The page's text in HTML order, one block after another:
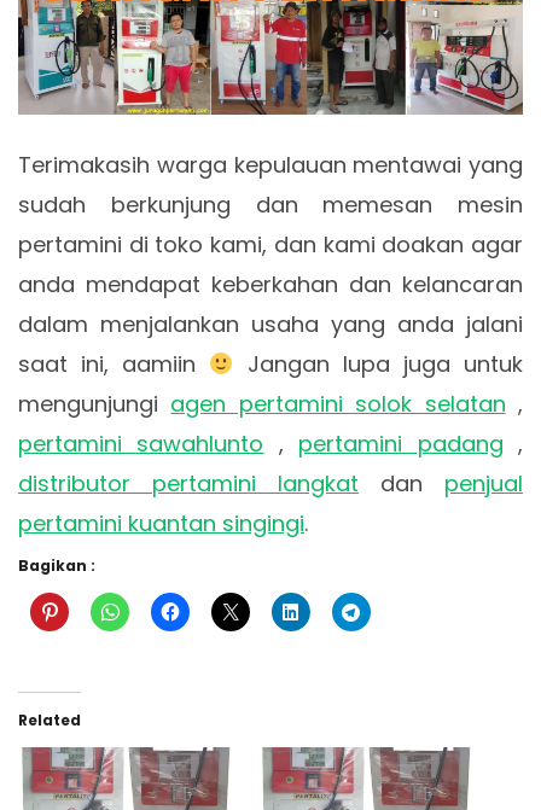
Terimakasih warga kepulauan mentawai yang
sudah berkunjung dan memesan mesin
pertamini di toko kami, dan kami doakan agar
anda mendapat keberkahan dan kelancaran
dalam menjalankan usaha yang anda jalani
saat ini, aamiin
Jangan lupa juga untuk
mengunjungi agen pertamini solok selatan ,
pertamini sawahlunto , pertamini padang ,
distributor pertamini langkat dan penjual
pertamini kuantan singingi.
Bagikan :
Related